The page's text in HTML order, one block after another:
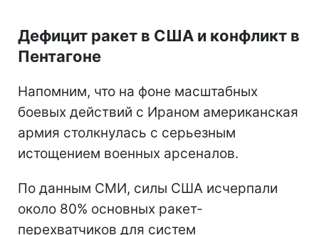
Дефицит ракет в США и конфликт в
Пентагоне
Напомним, что на фоне масштабных
боевых действий с Ираном американская
армия столкнулась с серьезным
истощением военных арсеналов.
По данным СМИ, силы США исчерпали
около 80% основных ракет-
перехватчиков для систем